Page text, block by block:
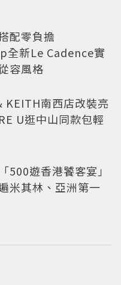
配零負擔
全新Le Cadence實
容風格
KEITH南西店改裝亮
U逛中山同款包輕
500遊香港饕客宴」
米其林、亞洲第一